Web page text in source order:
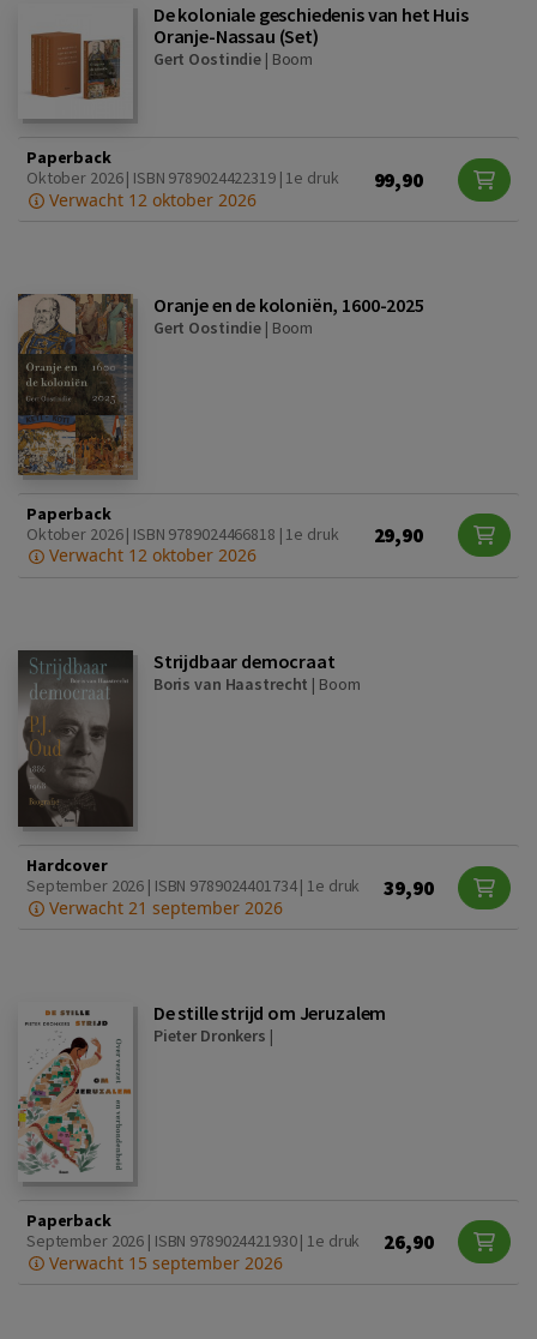
De koloniale geschiedenis van het Huis
Oranje-Nassau (Set)
Gert Oostindie | Boom
Paperback
Oktober 2026 | ISBN 9789024422319 | 1e druk
Verwacht 12 oktober 2026
99,90
Oranje en de koloniën, 1600-2025
Gert Oostindie | Boom
Paperback
Oktober 2026 | ISBN 9789024466818 | 1e druk
Verwacht 12 oktober 2026
29,90
Strijdbaar democraat
Boris van Haastrecht | Boom
Hardcover
September 2026 | ISBN 9789024401734 | 1e druk
Verwacht 21 september 2026
39,90
De stille strijd om Jeruzalem
Pieter Dronkers |
Paperback
September 2026 | ISBN 9789024421930 | 1e druk
Verwacht 15 september 2026
26,90